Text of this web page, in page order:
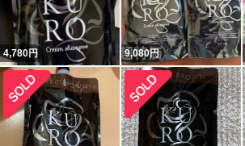
4,780円 9,080円